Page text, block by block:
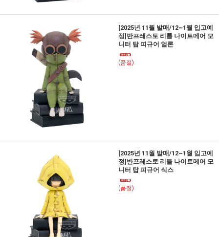
[2025년 11월 발매/12~1월 입고예
정]반프레스토 리틀 나이트메어 모
니터 탑 피규어 얼론
(품절)
[2025년 11월 발매/12~1월 입고예
정]반프레스토 리틀 나이트메어 모
니터 탑 피규어 식스
(품절)